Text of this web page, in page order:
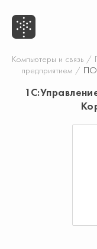
Компьютеры и связь /
предприятием / ПО